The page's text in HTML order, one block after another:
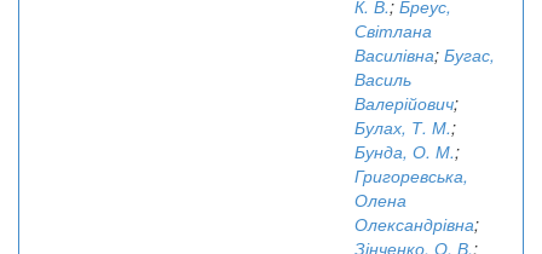
К. В.; Бреус,
Світлана
Василівна; Бугас,
Василь
Валерійович;
Булах, Т. М.;
Бунда, О. М.;
Григоревська,
Олена
Олександрівна;
Зінченко, О. В.;